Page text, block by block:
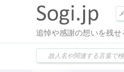
追悼や感謝の想いを残せ